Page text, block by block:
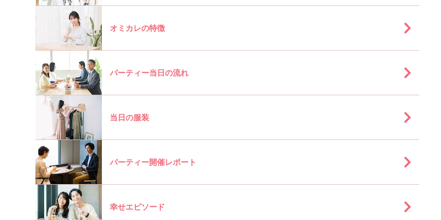
オミカレの特徴
パーティー当日の流れ
当日の服装
パーティー開催レポート
幸せエピソード